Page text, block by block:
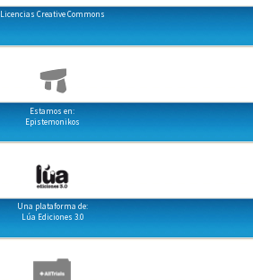
Licencias Creative Commons
Estamos en:
Epistemonikos
Una plataforma de:
Lúa Ediciones 3.0